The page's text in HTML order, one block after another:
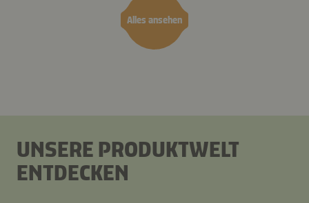
Alles ansehen
UNSERE PRODUKTWELT
ENTDECKEN